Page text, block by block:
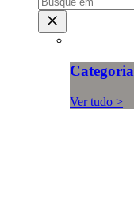
Categoria
Ver tudo >